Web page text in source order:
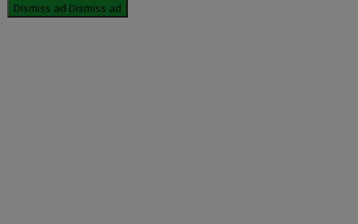
Dismiss ad Dismiss ad